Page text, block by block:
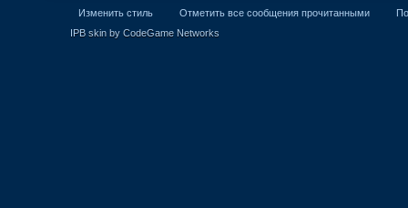
Изменить стиль Отметить все сообщения прочитанными
IPB skin by CodeGame Networks